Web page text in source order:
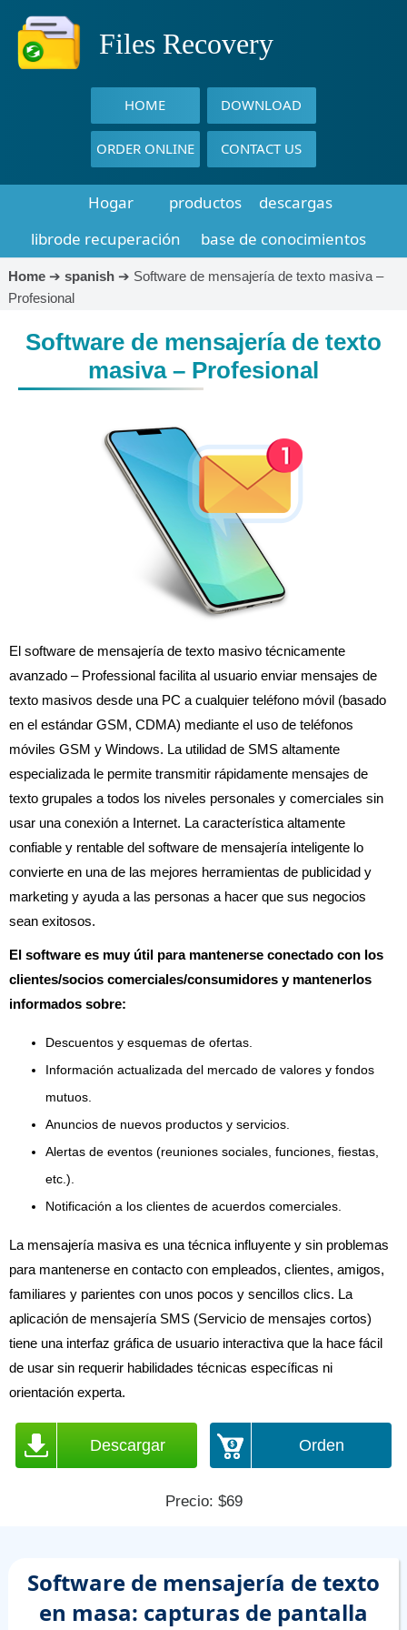
Files Recovery
HOME DOWNLOAD
ORDER ONLINE CONTACT US
Hogar productos
descargas
librode recuperación
base de conocimientos
Home➔ spanish➔ Software de mensajería de texto masiva –
Profesional
Software de mensajería de texto
masiva – Profesional
El software de mensajería de texto masivo técnicamente
avanzado – Professional facilita al usuario enviar mensajes de
texto masivos desde una PC a cualquier teléfono móvil (basado
en el estándar GSM, CDMA) mediante el uso de teléfonos
móviles GSM y Windows. La utilidad de SMS altamente
especializada le permite transmitir rápidamente mensajes de
texto grupales a todos los niveles personales y comerciales sin
usar una conexión a Internet. La característica altamente
confiable y rentable del software de mensajería inteligente lo
convierte en una de las mejores herramientas de publicidad y
marketing y ayuda a las personas a hacer que sus negocios
sean exitosos.
El software es muy útil para mantenerse conectado con los
clientes/socios comerciales/consumidores y mantenerlos
informados sobre:
Descuentos y esquemas de ofertas.
Información actualizada del mercado de valores y fondos
mutuos.
Anuncios de nuevos productos y servicios.
Alertas de eventos (reuniones sociales, funciones, fiestas,
etc.).
Notificación a los clientes de acuerdos comerciales.
La mensajería masiva es una técnica influyente y sin problemas
para mantenerse en contacto con empleados, clientes, amigos,
familiares y parientes con unos pocos y sencillos clics. La
aplicación de mensajería SMS (Servicio de mensajes cortos)
tiene una interfaz gráfica de usuario interactiva que la hace fácil
de usar sin requerir habilidades técnicas específicas ni
orientación experta.
Descargar Orden
Precio: $69
Software de mensajería de texto
en masa: capturas de pantalla